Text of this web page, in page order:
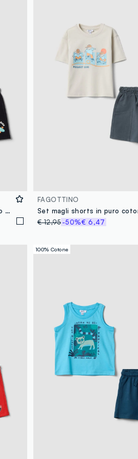
Set in puro cotone multicolor da bimbo con stampe skateboard
FAGOTTINO
€ 12,95-50%€ 6,47
100% Cotone